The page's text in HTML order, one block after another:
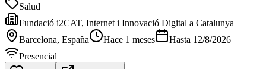
Salud
Fundació i2CAT, Internet i Innovació Digital a Catalunya
Barcelona, España Hace 1 meses Hasta 12/8/2026
Presencial